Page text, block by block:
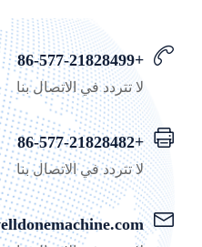
+86-577-21828499
لا تتردد في الاتصال بنا
+86-577-21828482
لا تتردد في الاتصال بنا